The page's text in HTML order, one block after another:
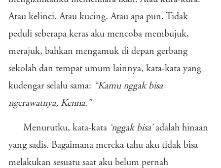
Atau kelinci. Atau kucing. Atau apa pun. Tidak
peduli seberapa keras aku mencoba membujuk,
merajuk, bahkan mengamuk di depan gerbang
sekolah dan tempat umum lainnya, kata-kata yang
kudengar selalu sama: “Kamu nggak bisa
ngerawatnya, Kenna.”
Menurutku, kata-kata ‘nggak bisa’adalah hinaan
yang sadis. Bagaimana mereka tahu aku tidak bisa
melakukan sesuatu saat aku belum pernah